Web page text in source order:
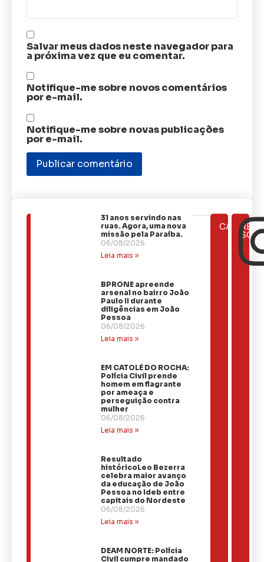
Salvar meus dados neste navegador para
a próxima vez que eu comentar.
Notifique-me sobre novos comentários
por e-mail.
Notifique-me sobre novas publicações
por e-mail.
31 anos servindo nas
ruas. Agora, uma nova
missão pela Paraíba.
06/08/2026
Leia mais »
BPRONE apreende
arsenal no bairro João
Paulo II durante
diligências em João
Pessoa
06/08/2026
Leia mais »
EM CATOLÉ DO ROCHA:
Polícia Civil prende
homem em flagrante
por ameaça e
perseguição contra
mulher
06/08/2026
Leia mais »
Resultado
históricoLeo Bezerra
celebra maior avanço
da educação de João
Pessoa no Ideb entre
capitais do Nordeste
06/08/2026
Leia mais »
DEAM NORTE: Polícia
Civil cumpre mandado